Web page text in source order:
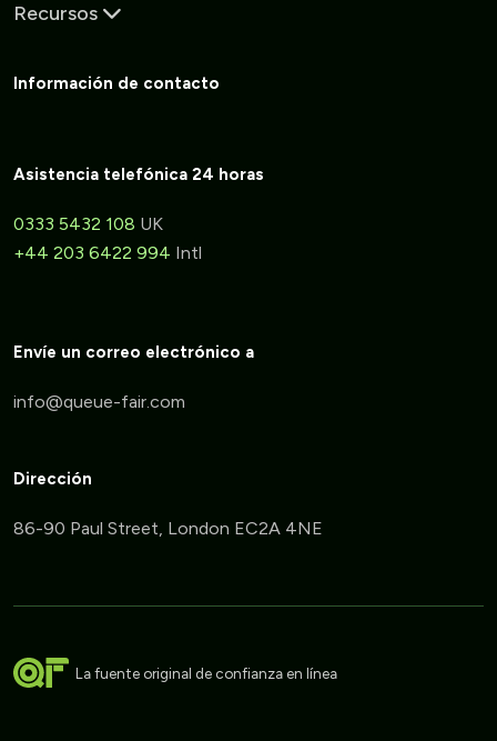
Recursos
Información de contacto
Asistencia telefónica 24 horas
0333 5432 108 UK
+44 203 6422 994 Intl
Envíe un correo electrónico a
Dirección
86-90 Paul Street, London EC2A 4NE
La fuente original de confianza en línea